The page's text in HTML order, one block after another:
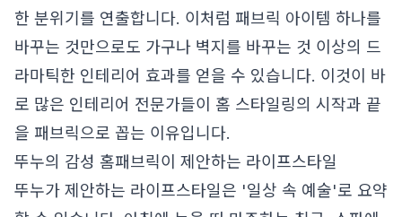
한 분위기를 연출합니다. 이처럼 패브릭 아이템 하나를
바꾸는 것만으로도 가구나 벽지를 바꾸는 것 이상의 드
라마틱한 인테리어 효과를 얻을 수 있습니다. 이것이 바
로 많은 인테리어 전문가들이 홈 스타일링의 시작과 끝
을 패브릭으로 꼽는 이유입니다.
뚜누의 감성 홈패브릭이 제안하는 라이프스타일
뚜누가 제안하는 라이프스타일은 '일상 속 예술'로 요약